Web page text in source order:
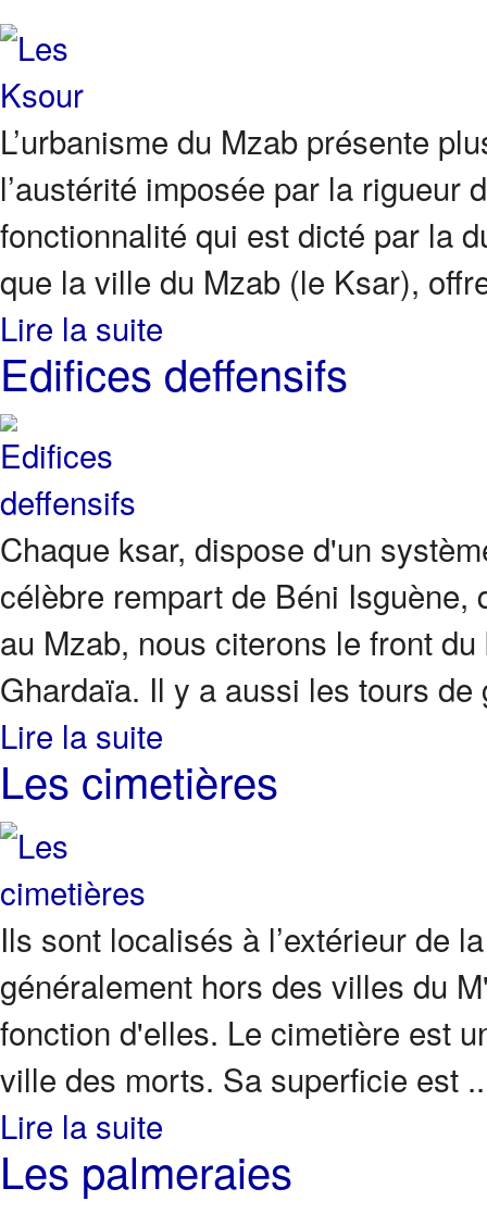
L’urbanisme du Mzab présente
l’austérité imposée par la rigueur
fonctionnalité qui est dicté par la
que la ville du Mzab (le Ksar),
Lire la suite
Edifices deffensifs
Chaque ksar, dispose d'un
célèbre rempart de Béni
au Mzab, nous citerons le front
Ghardaïa. Il y a aussi les tours
Lire la suite
Les cimetières
Ils sont localisés à l’extérieur de
généralement hors des villes du
fonction d'elles. Le cimetière est
ville des morts. Sa superficie est
Lire la suite
Les palmeraies